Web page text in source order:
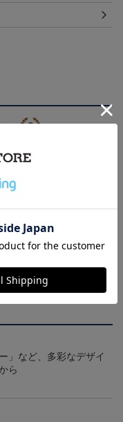
ユ
バクーダ Tシャツ BLACK
」など、多彩なデザイ
ら